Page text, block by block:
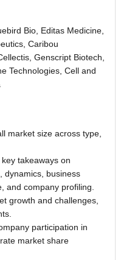
Bio, Editas Medicine,
Caribou
Genscript Biotech,
Technologies, Cell and
market size across type,
takeaways on
dynamics, business
and company profiling.
growth and challenges,
participation in
market share